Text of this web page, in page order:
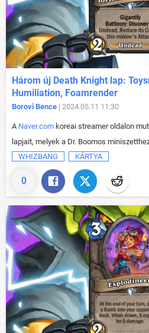
0
Három új Death Knight lap:
Humiliation, Foamrender
Borovi Bence | 2024.05.11 11:30
A Naver.com koreai streamer oldalon
lapjait, melyek a Dr. Boomos
WHIZBANG
KÁRTYA